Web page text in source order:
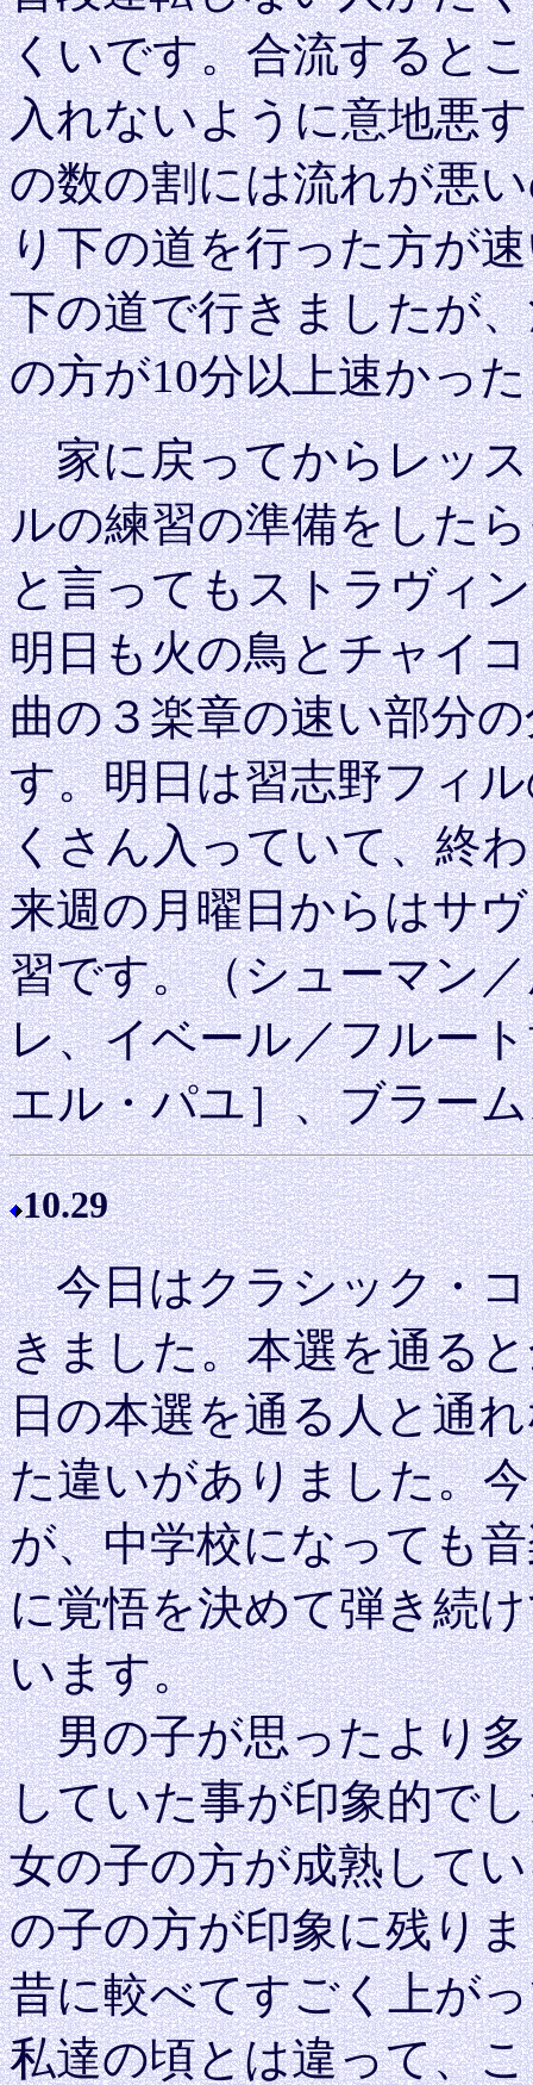
くいです。合流すると
入れないように意地悪
の数の割には流れが悪
り下の道を行った方が
下の道で行きましたが
の方が10分以上速かっ
家に戻ってからレッス
ルの練習の準備をした
と言ってもストラヴィ
明日も火の鳥とチャイ
曲の３楽章の速い部分
す。明日は習志野フィ
くさん入っていて、終
来週の月曜日からはサ
習です。（シューマン
レ、イベール／フルー
エル・パユ］、ブラー
10.29
今日はクラシック・コ
きました。本選を通る
日の本選を通る人と通
た違いがありました。
が、中学校になっても
に覚悟を決めて弾き続
います。
男の子が思ったより多
していた事が印象的で
女の子の方が成熟して
の子の方が印象に残り
昔に較べてすごく上が
私達の頃とは違って、